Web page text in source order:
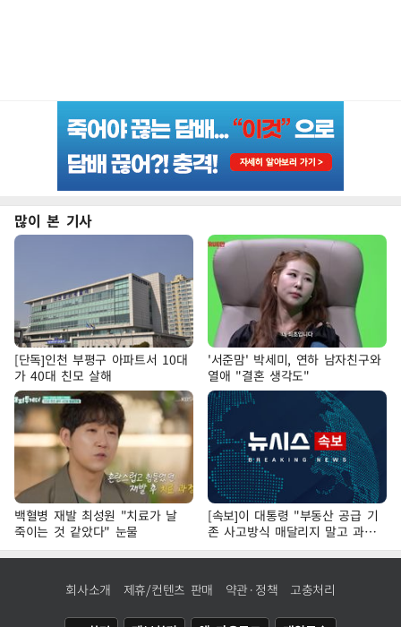
많이 본 기사
[단독]인천 부평구 아파트서 10대
가 40대 친모 살해
'서준맘' 박세미, 연하 남자친구와
열애 "결혼 생각도"
백혈병 재발 최성원 "치료가 날
죽이는 것 같았다" 눈물
[속보]이 대통령 "부동산 공급 기
존 사고방식 매달리지 말고 과감
히 실천"
회사소개 제휴/컨텐츠 판매 약관·정책 고충처리